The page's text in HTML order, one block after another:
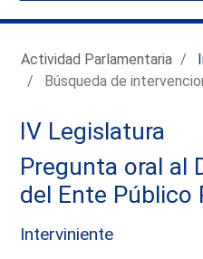
Actividad Parlamentaria
Búsqueda de
IV Legislatura
Pregunta oral al
del Ente Público
Interviniente